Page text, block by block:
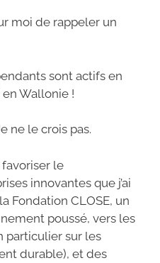
moi de rappeler un
sont actifs en
Wallonie !
ne le crois pas.
favoriser le
innovantes que j’ai
Fondation CLOSE, un
poussé, vers les
particulier sur les
durable), et des